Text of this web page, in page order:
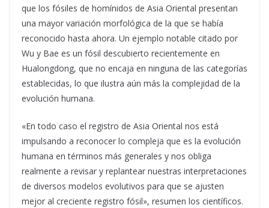
que los fósiles de homínidos de Asia Oriental presentan
una mayor variación morfológica de la que se había
reconocido hasta ahora. Un ejemplo notable citado por
Wu y Bae es un fósil descubierto recientemente en
Hualongdong, que no encaja en ninguna de las categorías
establecidas, lo que ilustra aún más la complejidad de la
evolución humana.
«En todo caso el registro de Asia Oriental nos está
impulsando a reconocer lo compleja que es la evolución
humana en términos más generales y nos obliga
realmente a revisar y replantear nuestras interpretaciones
de diversos modelos evolutivos para que se ajusten
mejor al creciente registro fósil», resumen los científicos.